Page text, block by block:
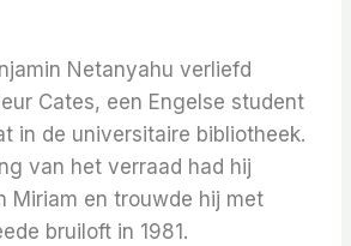
Netanyahu verliefd
Cates, een Engelse student
in de universitaire bibliotheek.
van het verraad had hij
Miriam en trouwde hij met
bruiloft in 1981.